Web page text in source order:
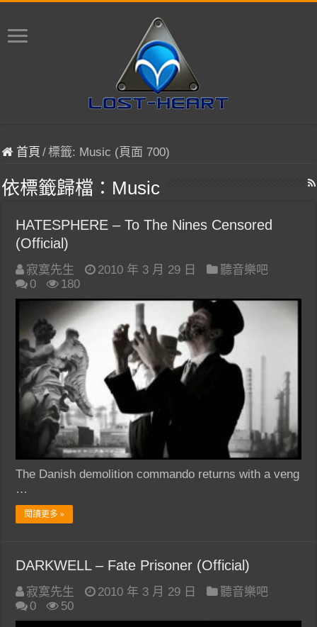
首頁 /標籤: Music (頁面 700)
依標籤歸檔： Music
HATESPHERE – To The Nines Censored
(Official)
寂寞先生 2010 年 3 月 29 日
聽音樂吧
0
180
The Danish demolition commando returns with a veng
…
閱讀更多 »
DARKWELL – Fate Prisoner (Official)
寂寞先生 2010 年 3 月 29 日
聽音樂吧
0
50